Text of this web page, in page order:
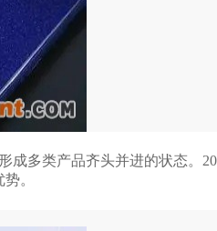
多类产品齐头并进的状态。
。